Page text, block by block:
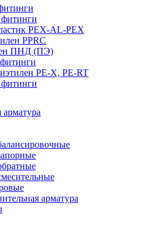
PEX-AL-PEX
PPRC
ПНД (ПЭ)
PE-X, PE-RT
арматура